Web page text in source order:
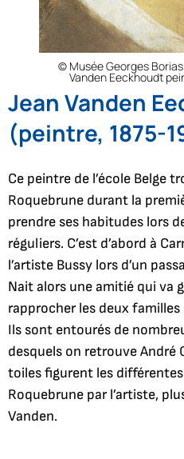
© Musée Georges
Vanden Eeckhoudt
Jean Vanden
(peintre, 1875-
Ce peintre de l’école Belge
Roquebrune durant la
prendre ses habitudes lors
réguliers. C’est d’abord à
l’artiste Bussy lors d’un
Nait alors une amitié qui va
rapprocher les deux
Ils sont entourés de
desquels on retrouve André
toiles figurent les
Roquebrune par l’artiste,
Vanden.